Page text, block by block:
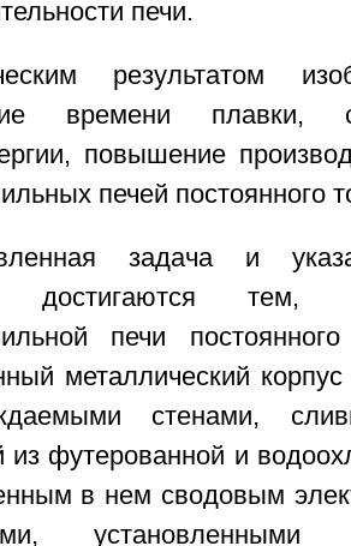
печи.
результатом
времени плавки,
повышение
печей постоянного
задача и
достигаются
печи
металлический
стенами,
из футерованной и
в нем сводовым